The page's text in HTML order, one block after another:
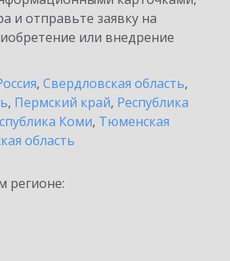
и отправьте заявку на
или внедрение
, Свердловская область,
, Пермский край, Республика
Коми, Тюменская
область
регионе: